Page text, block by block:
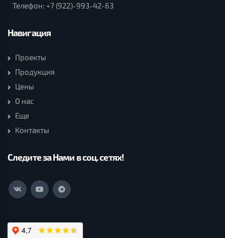
Телефон: +7 (922)-993-42-63
Навигация
Проекты
Продукция
Цены
О нас
Еще
Контакты
Следите за Нами в соц. сетях!